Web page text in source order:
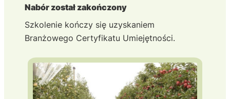
Nabór został zakończony
Szkolenie kończy się uzyskaniem
Branżowego Certyfikatu Umiejętności.